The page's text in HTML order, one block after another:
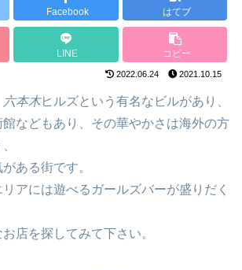
Facebook はてブ
LINE コピー
2022.06.24 2021.10.15
六本木ヒルズという有名なビルがあり、
館などもあり、その華やかさは海外の方
ある街です。
アには遊べるガールズバーが盛りだく
店を探してみて下さい。